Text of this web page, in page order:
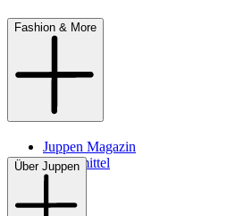
Fashion & More
Juppen Magazin
Pflegemittel
Über Juppen